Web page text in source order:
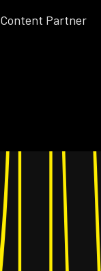
Partner